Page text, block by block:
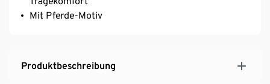
Mit Pferde-Motiv
Produktbeschreibung